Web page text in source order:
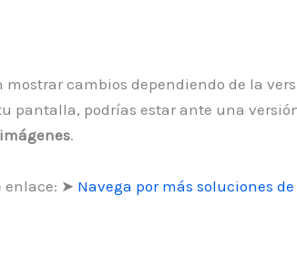
cambios dependiendo de la
pantalla, podrías estar ante una
.
enlace: ➤ Navega por más soluciones